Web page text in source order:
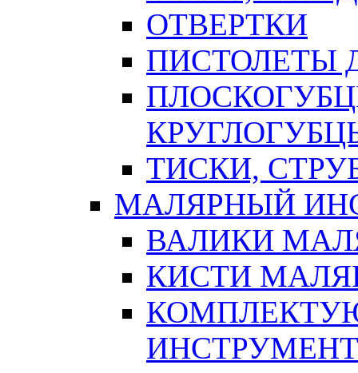
ОТВЕРТКИ
ПИСТОЛЕТЫ
ТИСКИ,
МАЛЯРНЫЙ
ВАЛИКИ
КИСТИ